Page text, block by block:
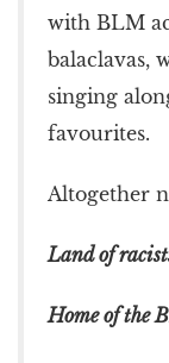
with BLM
balaclavas,
singing
favourites.
Altogether
Land of
Home of the